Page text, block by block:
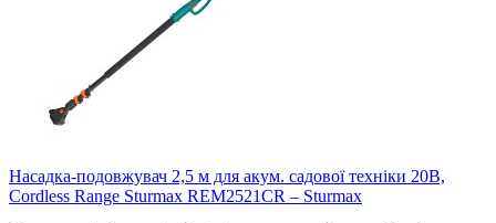
Насадка-подовжувач 2,5 м для акум. садової техніки 20В,
Cordless Range Sturmax REM2521CR – Sturmax